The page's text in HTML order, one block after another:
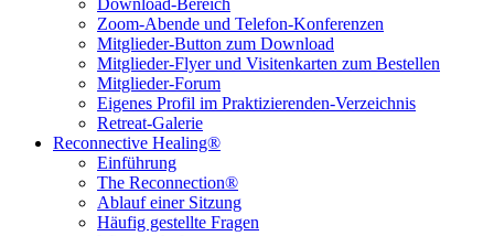
Download-Bereich
Zoom-Abende und Telefon-Konferenzen
Mitglieder-Button zum Download
Mitglieder-Flyer und Visitenkarten zum Bestellen
Mitglieder-Forum
Eigenes Profil im Praktizierenden-Verzeichnis
Retreat-Galerie
Reconnective Healing®
Einführung
The Reconnection®
Ablauf einer Sitzung
Häufig gestellte Fragen